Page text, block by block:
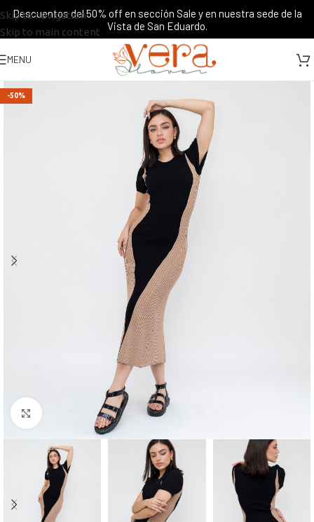
Skip to navigation
Skip to main content
Descuentos del 50% off en sección Sale y en nuestra sede de la
Vista de San Eduardo.
MENU
-50%
Click to enlarge